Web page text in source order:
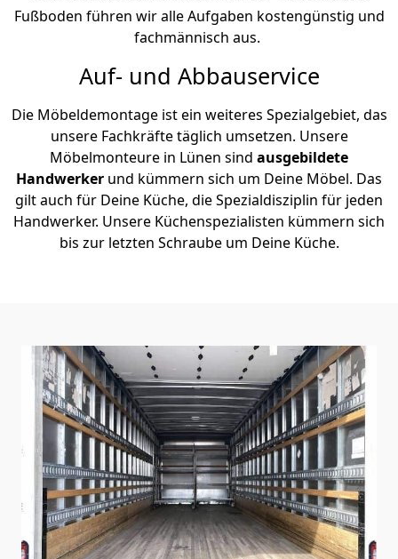
Fußboden führen wir alle Aufgaben kostengünstig und
fachmännisch aus.
Auf- und Abbauservice
Die Möbeldemontage ist ein weiteres Spezialgebiet, das
unsere Fachkräfte täglich umsetzen. Unsere
Möbelmonteure in Lünen sind ausgebildete
Handwerker und kümmern sich um Deine Möbel. Das
gilt auch für Deine Küche, die Spezialdisziplin für jeden
Handwerker. Unsere Küchenspezialisten kümmern sich
bis zur letzten Schraube um Deine Küche.